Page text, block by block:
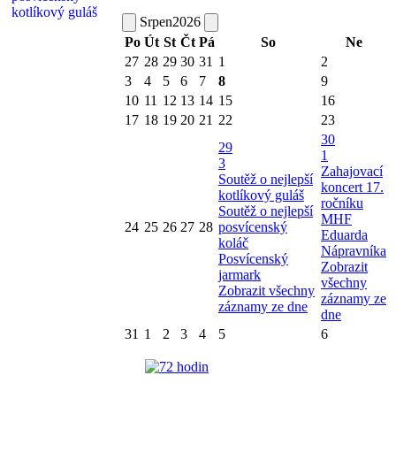
Srpen2026
Po Út St Čt Pá So
Ne
27 28 29 30 31 1
2
3
4 5 6 7 8
9
10 11 12 13 14 15
16
17 18 19 20 21 22 23
24 25 26 27 28
29
3
Soutěž o nejlepší
kotlíkový guláš
Soutěž o nejlepší
posvícenský
koláč
Posvícenský
jarmark
Zobrazit všechny
záznamy ze dne
30
1
Zahajovací
koncert 17.
ročníku
MHF
Eduarda
Nápravníka
Zobrazit
všechny
záznamy ze
dne
31 1 2 3 4 5 6